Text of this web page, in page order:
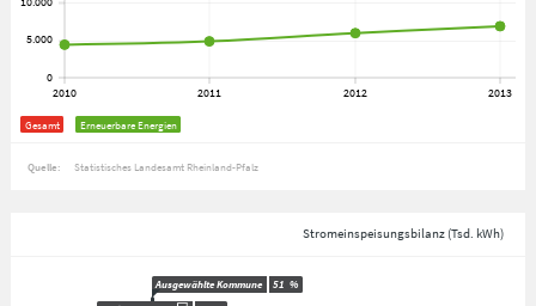
Gesamt Erneuerbare Energien
Quelle: Statistisches Landesamt Rheinland-Pfalz
Stromeinspeisungsbilanz (Tsd. kWh)
Ausgewählte Kommune 51 %